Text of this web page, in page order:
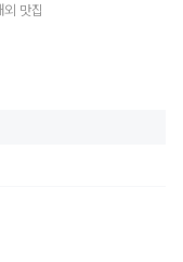
맛집